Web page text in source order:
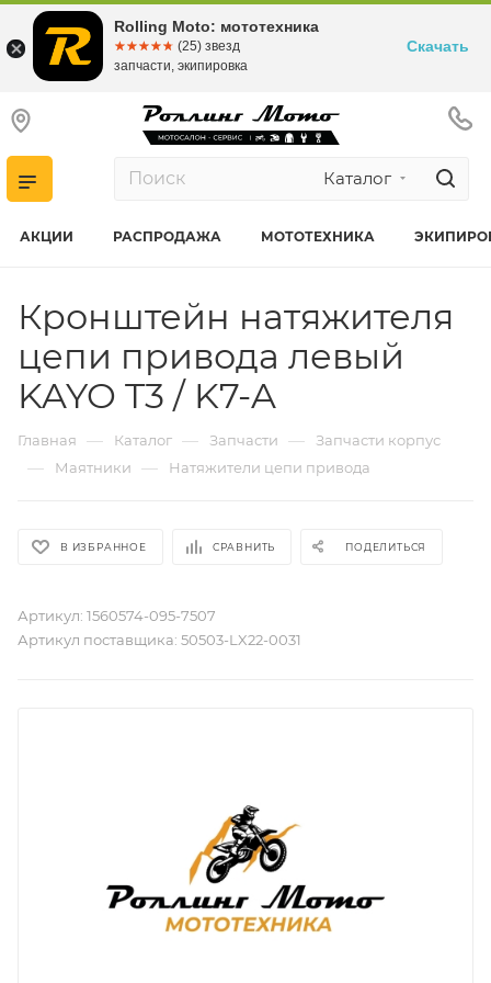
Каталог
АКЦИИ РАСПРОДАЖА МОТОТЕХНИКА
Кронштейн натяжителя
цепи привода левый
KAYO T3 / K7-A
Главная — Каталог — Запчасти — Запчасти корпус
— Маятники — Натяжители цепи привода
В ИЗБРАННОЕ СРАВНИТЬ ПОДЕЛИТЬСЯ
Артикул: 1560574-095-7507
Артикул поставщика: 50503-LX22-0031
Rolling Moto: мототехника
☆☆☆☆☆
★★★★★ (25) звезд
запчасти, экипировка
Скачать